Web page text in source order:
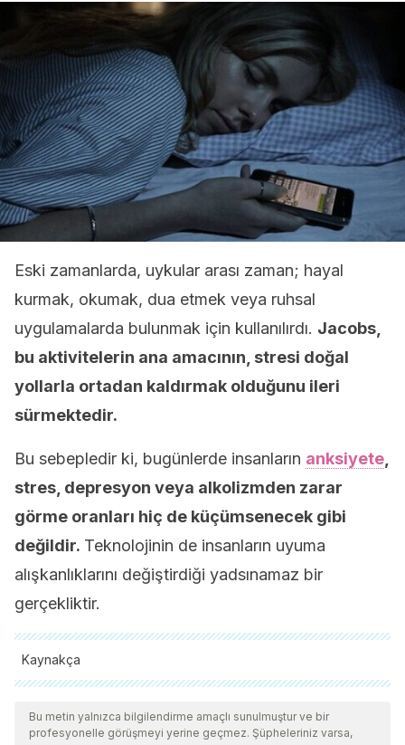
Eski zamanlarda, uykular arası zaman; hayal
kurmak, okumak, dua etmek veya ruhsal
uygulamalarda bulunmak için kullanılırdı. Jacobs,
bu aktivitelerin ana amacının, stresi doğal
yollarla ortadan kaldırmak olduğunu ileri
sürmektedir.
Bu sebepledir ki, bugünlerde insanların anksiyete
stres, depresyon veya alkolizmden zarar
görme oranları hiç de küçümsenecek gibi
değildir. Teknolojinin de insanların uyuma
alışkanlıklarını değiştirdiği yadsınamaz bir
gerçekliktir.
Kaynakça
Tüm alıntı yapılan kaynaklar, kalitelerini, güvenilirliklerini,
güncelliklerini ve geçerliliklerini sağlamak için ekibimiz
tarafından derinlemesine incelendi. Bu makalenin bibliyografisi
Bu metin yalnızca bilgilendirme amaçlı sunulmuştur ve bir
profesyonelle görüşmeyi yerine geçmez. Şüpheleriniz varsa,